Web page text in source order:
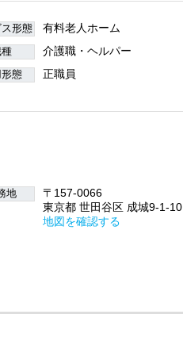
形態 有料老人ホーム
介護職・ヘルパー
態 正職員
地
〒157-0066
東京都 世田谷区 成城9-1-10
地図を確認する